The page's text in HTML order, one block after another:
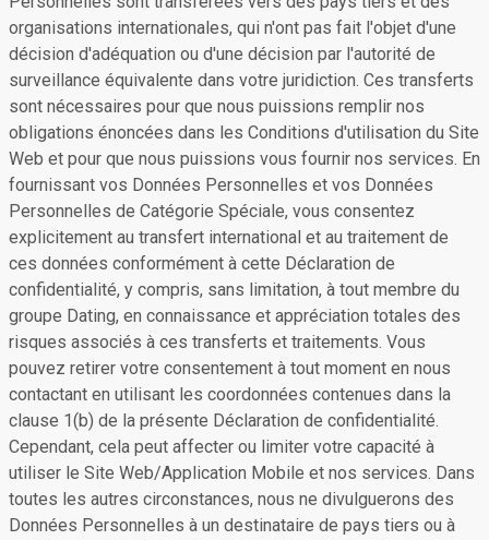
organisations internationales, qui n'ont pas fait l'objet d'une
décision d'adéquation ou d'une décision par l'autorité de
surveillance équivalente dans votre juridiction. Ces transferts
sont nécessaires pour que nous puissions remplir nos
obligations énoncées dans les Conditions d'utilisation du Site
Web et pour que nous puissions vous fournir nos services. En
fournissant vos Données Personnelles et vos Données
Personnelles de Catégorie Spéciale, vous consentez
explicitement au transfert international et au traitement de
ces données conformément à cette Déclaration de
confidentialité, y compris, sans limitation, à tout membre du
groupe Dating, en connaissance et appréciation totales des
risques associés à ces transferts et traitements. Vous
pouvez retirer votre consentement à tout moment en nous
contactant en utilisant les coordonnées contenues dans la
clause 1(b) de la présente Déclaration de confidentialité.
Cependant, cela peut affecter ou limiter votre capacité à
utiliser le Site Web/Application Mobile et nos services. Dans
toutes les autres circonstances, nous ne divulguerons des
Données Personnelles à un destinataire de pays tiers ou à